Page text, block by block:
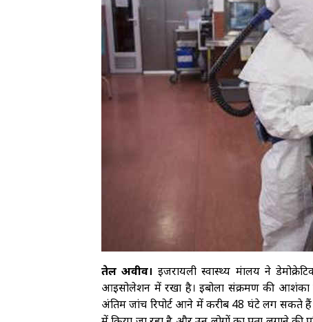
तेल अवीव। इजरायली स्वास्थ्य मंत्रालय ने
आइसोलेशन में रखा है। इबोला संक्रमण की आशंका
अंतिम जांच रिपोर्ट आने में करीब 48 घंटे लग